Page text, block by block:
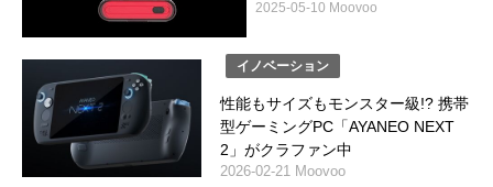
2025-05-10 Moovoo
イノベーション
性能もサイズもモンスター級!? 携帯
型ゲーミングPC「AYANEO NEXT
2」がクラファン中
2026-02-21 Moovoo